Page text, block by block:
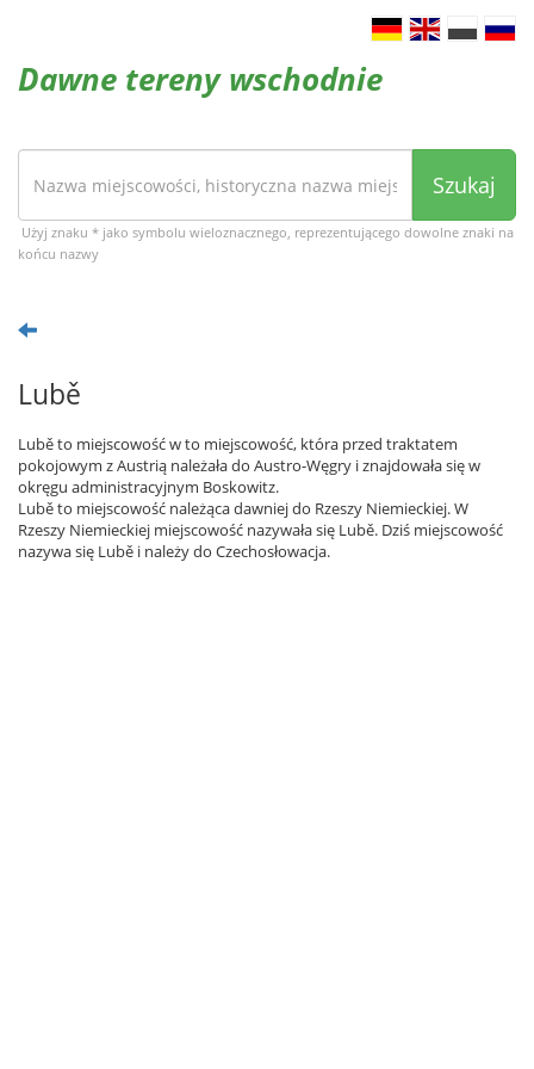
Dawne tereny wschodnie
Szukaj
Użyj znaku * jako symbolu wieloznacznego, reprezentującego dowolne znaki na
końcu nazwy
Lubě
Lubě to miejscowość w to miejscowość, która przed traktatem
pokojowym z Austrią należała do Austro-Węgry i znajdowała się w
okręgu administracyjnym Boskowitz.
Lubě to miejscowość należąca dawniej do Rzeszy Niemieckiej. W
Rzeszy Niemieckiej miejscowość nazywała się Lubě. Dziś miejscowość
nazywa się Lubě i należy do Czechosłowacja.